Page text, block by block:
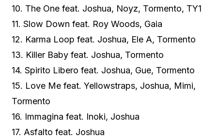
10.⁠ ⁠The One feat. Joshua, Noyz, Tormento, TY1
11.⁠ ⁠Slow Down feat. Roy Woods, Gaia
12.⁠ ⁠Karma Loop feat. Joshua, Ele A, Tormento
13.⁠ ⁠Killer Baby feat. Joshua, Tormento
14.⁠ ⁠Spirito Libero feat. Joshua, Gue, Tormento
15.⁠ ⁠Love Me feat. Yellowstraps, Joshua, Mimi,
Tormento
16.⁠ ⁠Immagina feat. Inoki, Joshua
17.⁠ ⁠Asfalto feat. Joshua